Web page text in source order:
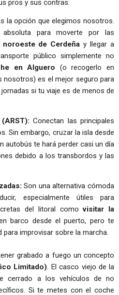
pros y sus contras:
la opción que elegimos nosotros.
para moverte por las
de Cerdeña y llegar a
público simplemente no
en Alguero (o recogerlo en
nosotros) es el mejor seguro para
si tu viaje es de menos de
Conectan las principales
Sin embargo, cruzar la isla desde
autobús te hará perder casi un día
debido a los transbordos y las
Son una alternativa cómoda
especialmente útiles para
del litoral comovisitar la
barco desde el puerto, pero te
improvisar sobre la marcha.
grabado a fuego un concepto
Limitado) . El casco viejo de la
cerrado a los vehículos de no
Si te metes con el coche